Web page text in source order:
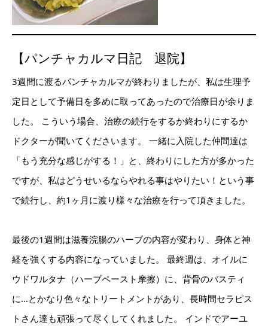
【パンチャカルマ日記 退院】
3週間に渡るパンチャカルマが終わりましたが、私は生理予
定日として予備日を多めに取ってあったので治療日が余りま
した。 こういう場合、治療の続行をするか終わりにするか
ドクターが聞いてくださいます。 一緒に入院した仲間達は
「もう充分な感じがする！」と、終わりにした方が多かった
ですが、私はどうせいるならやれる事はやりたい！という事
で続行し、約1ヶ月に渡り様々な治療を行って頂きました。
最後の1週間は滋養浣腸のハーブの内容が変わり、身体と神
経を強くする内容になっていました。 最終週は、オイルに
ウドワルタナ（ハーブペースト摩擦）に、背骨のバスティ
に…とかなり色々なトリートメントがあり、長時間セラピス
トさん達も頑張って尽くしてくれました。 インドでアーユ